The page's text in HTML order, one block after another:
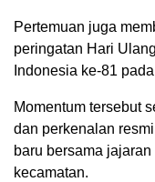
Pertemuan juga
peringatan Hari
Indonesia ke-81
Momentum tersebut
dan perkenalan
baru bersama
kecamatan.